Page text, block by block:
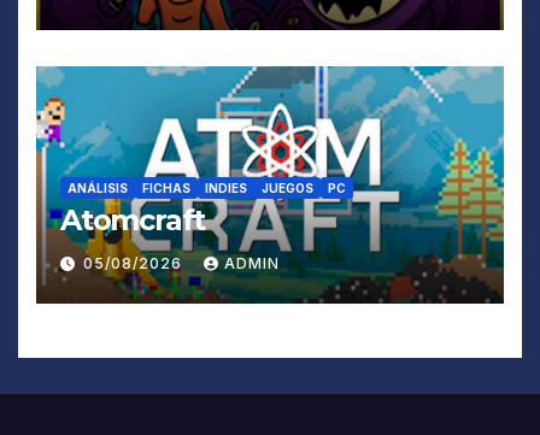
ANÁLISIS FICHAS INDIES JUEGOS PC
Atomcraft
05/08/2026 ADMIN